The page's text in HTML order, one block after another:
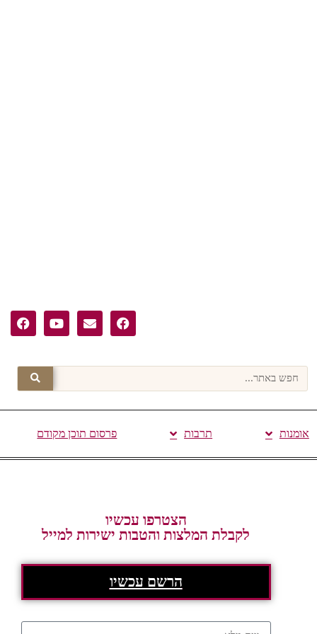
אומנות תרבות פרסום תוכן מקודם
הצטרפו עכשיו
לקבלת המלצות והטבות ישירות למייל
הרשם עכשיו